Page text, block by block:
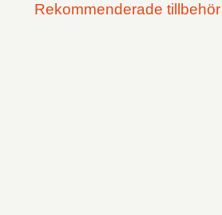
Rekommenderade